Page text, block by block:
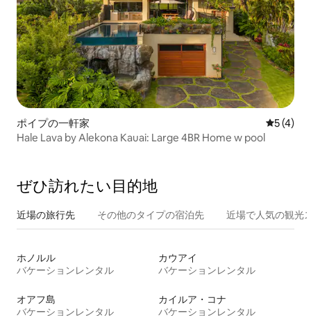
ポイプの一軒家 レビュー
5 (4)
Hale Lava by Alekona Kauai: Large 4BR Home w pool
ぜひ訪⁠れ⁠た⁠い目⁠的⁠地
近場の旅行先 その他のタ⁠イ⁠プ⁠の宿⁠泊⁠先 近場で人気の観光
ホノルル
バケーションレンタル
カウアイ
バケーションレンタル
オアフ島
バケーションレンタル
カイルア・コナ
バケーションレンタル